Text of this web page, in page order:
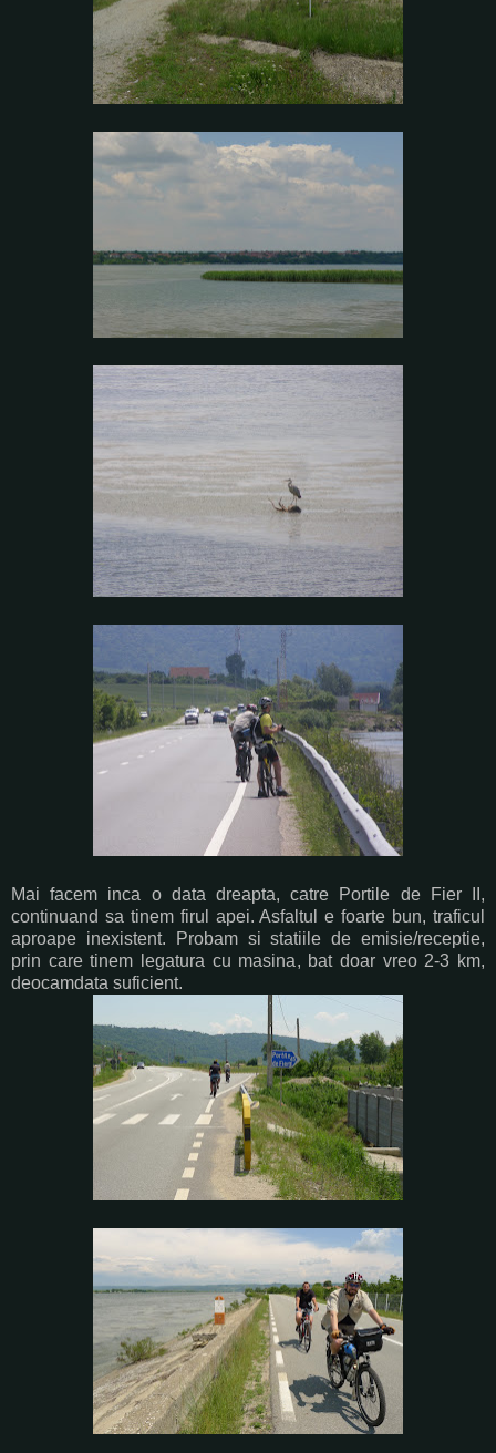
Mai facem inca o data dreapta, catre Portile de Fier II,
continuand sa tinem firul apei. Asfaltul e foarte bun, traficul
aproape inexistent. Probam si statiile de emisie/receptie,
prin care tinem legatura cu masina, bat doar vreo 2-3 km,
deocamdata suficient.